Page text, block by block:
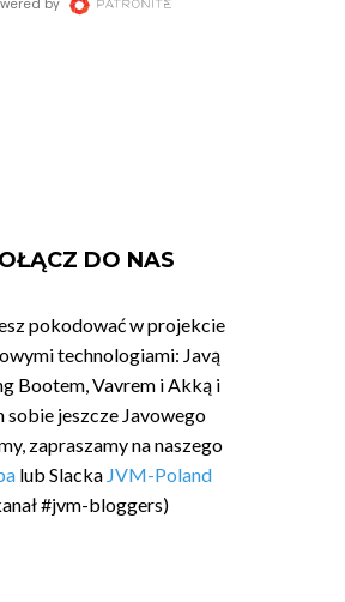
DO NAS
pokodować w projekcie
technologiami: Javą
Bootem, Vavrem i Akką i
sobie jeszcze Javowego
zapraszamy na naszego
lub Slacka JVM-Poland
#jvm-bloggers)